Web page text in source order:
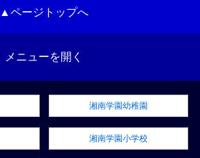
▲ページトップへ
メニューを開く
湘南学園幼稚園
湘南学園小学校